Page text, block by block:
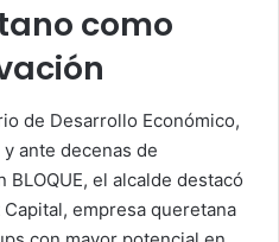
como
de Desarrollo Económico,
ante decenas de
el alcalde destacó
empresa queretana